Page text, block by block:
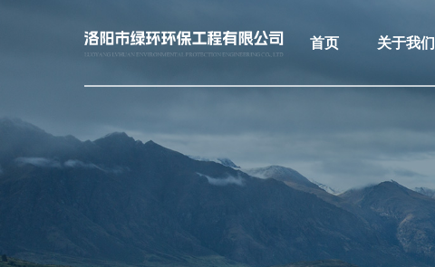
首页 关于我们